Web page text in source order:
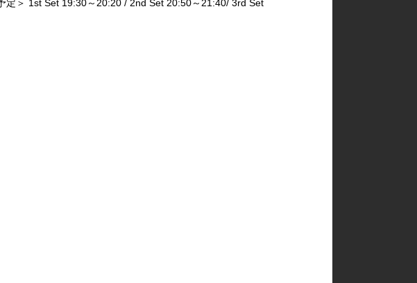
定＞ 1st Set 19:30～20:20 / 2nd Set 20:50～21:40/ 3rd Set